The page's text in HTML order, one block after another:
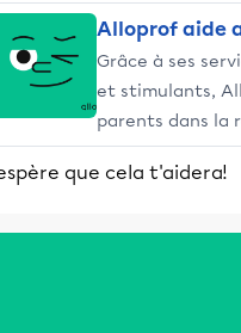
Alloprof aide
Grâce à ses
et stimulants,
parents dans la
que cela t'aidera!